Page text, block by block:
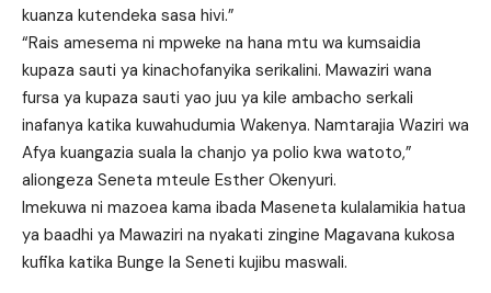
kuanza kutendeka sasa hivi.”
“Rais amesema ni mpweke na hana mtu wa kumsaidia
kupaza sauti ya kinachofanyika serikalini. Mawaziri wana
fursa ya kupaza sauti yao juu ya kile ambacho serkali
inafanya katika kuwahudumia Wakenya. Namtarajia Waziri wa
Afya kuangazia suala la chanjo ya polio kwa watoto,”
aliongeza Seneta mteule Esther Okenyuri.
Imekuwa ni mazoea kama ibada Maseneta kulalamikia hatua
ya baadhi ya Mawaziri na nyakati zingine Magavana kukosa
kufika katika Bunge la Seneti kujibu maswali.